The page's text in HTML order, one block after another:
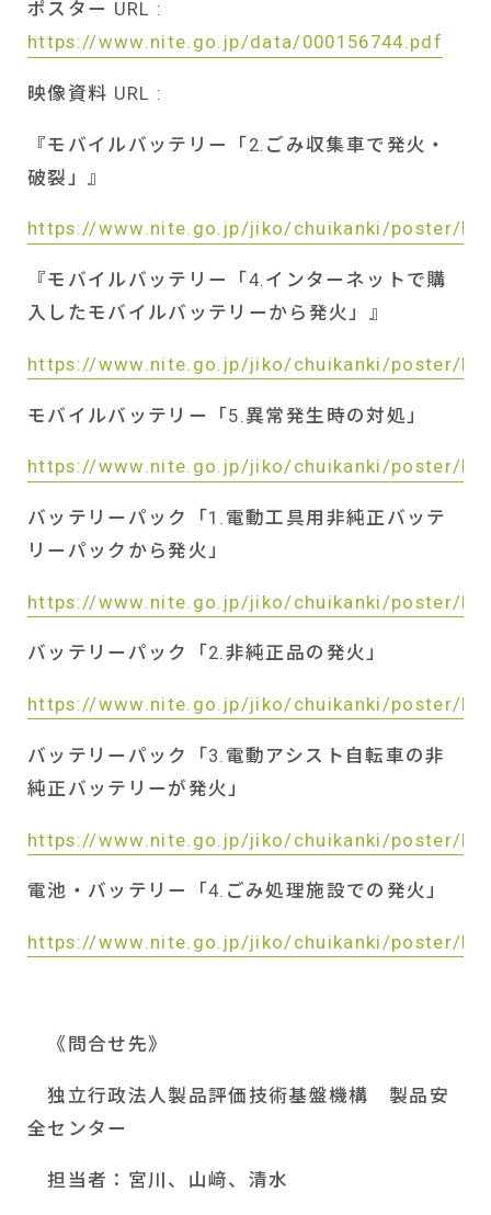
ポスター URL :
https://www.nite.go.jp/data/000156744.pdf
映像資料 URL :
『モバイルバッテリー「2. ごみ収集車で発火・
破裂」』
https://www.nite.go.jp/jiko/chuikanki/poster/
『モバイルバッテリー「4.インターネットで購
入したモバイルバッテリーから発火」』
https://www.nite.go.jp/jiko/chuikanki/poster/
モバイルバッテリー「5.異常発生時の対処」
https://www.nite.go.jp/jiko/chuikanki/poster/
バッテリーパック「1. 電動工具用非純正バッテ
リーパックから発火」
https://www.nite.go.jp/jiko/chuikanki/poster/
バッテリーパック「2.非純正品の発火」
https://www.nite.go.jp/jiko/chuikanki/poster/
バッテリーパック「3. 電動アシスト自転車の非
純正バッテリーが発火」
https://www.nite.go.jp/jiko/chuikanki/poster/
電池・バッテリー「4. ごみ処理施設での発火」
https://www.nite.go.jp/jiko/chuikanki/poster/
《問合せ先》
独立行政法人製品評価技術基盤機構 製品安
全センター
担当者：宮川、山﨑、清水